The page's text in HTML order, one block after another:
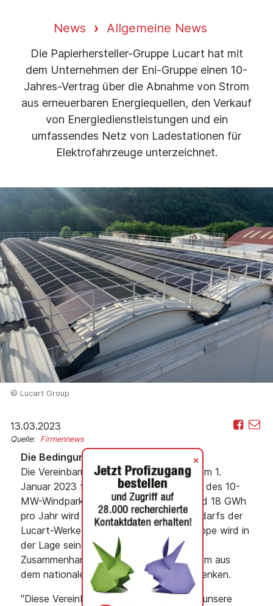
+
News Allgemeine News
Die Papierhersteller-Gruppe Lucart hat mit
dem Unternehmen der Eni-Gruppe einen 10-
Jahres-Vertrag über die Abnahme von Strom
aus erneuerbaren Energiequellen, den Verkauf
von Energiedienstleistungen und ein
umfassendes Netz von Ladestationen für
Elektrofahrzeuge unterzeichnet.
© Lucart Group
13.03.2023
Quelle: Firmennews
Die Bedingungen der Vereinbarung
Die Vereinbarung mit Plenitude gilt ab dem 1.
Januar 2023 für die gesamte Produktion des 10-
MW-Windparks in den Abruzzen. Mit rund 18 GWh
pro Jahr wird ein erheblicher Teil des Bedarfs der
Lucart-Werke in Italien gedeckt. Die Gruppe wird in
der Lage sein, die CO2-Emissionen im
Zusammenhang mit dem Bezug von Strom aus
dem nationalen Netz um rund 30 % zu senken.
"Diese Vereinbarung fügt sich perfekt in unsere